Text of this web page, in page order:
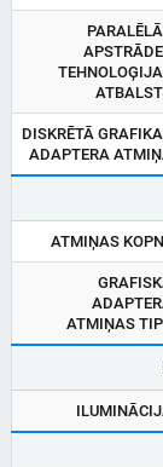
DISKRĒTĀ
ADAPTERA
ATMIŅAS
ATMIŅAS